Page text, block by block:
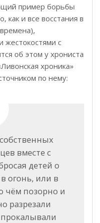
пример борьбы
как и все восстания в
с
об этом у хрониста
хроника»
по нему:
вместе с
детей о
огонь, или в
чём позорно и
разрезали